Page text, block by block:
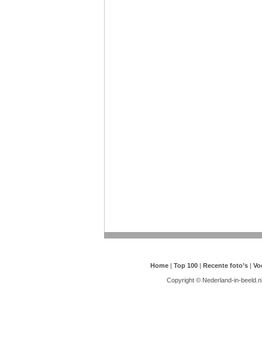
Home | Top 100 | Recente foto’s |
Copyright © Nederland-in-